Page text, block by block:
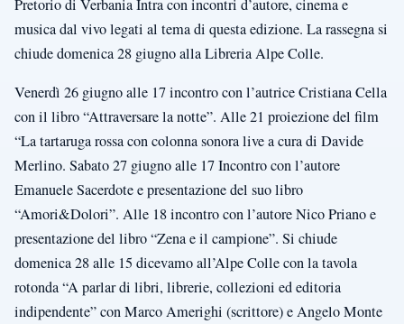
Pretorio di Verbania Intra con incontri d’autore, cinema e
musica dal vivo legati al tema di questa edizione. La rassegna si
chiude domenica 28 giugno alla Libreria Alpe Colle.
Venerdì 26 giugno alle 17 incontro con l’autrice Cristiana Cella
con il libro “Attraversare la notte”. Alle 21 proiezione del film
“La tartaruga rossa con colonna sonora live a cura di Davide
Merlino. Sabato 27 giugno alle 17 Incontro con l’autore
Emanuele Sacerdote e presentazione del suo libro
“Amori&Dolori”. Alle 18 incontro con l’autore Nico Priano e
presentazione del libro “Zena e il campione”. Si chiude
domenica 28 alle 15 dicevamo all’Alpe Colle con la tavola
rotonda “A parlar di libri, librerie, collezioni ed editoria
indipendente” con Marco Amerighi (scrittore) e Angelo Monte